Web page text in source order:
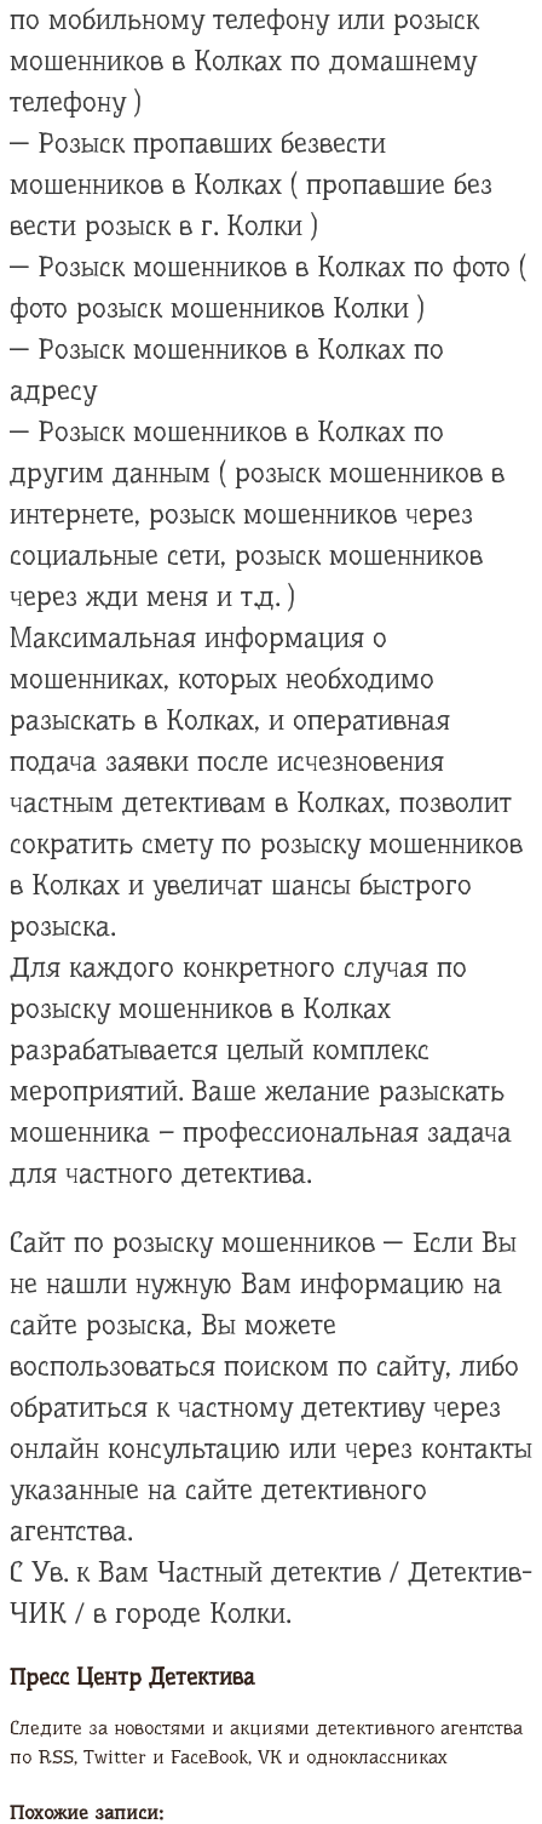
по мобильному телефону или розыск
мошенников в Колках по домашнему
телефону )
— Розыск пропавших безвести
мошенников в Колках ( пропавшие без
вести розыск в г. Колки )
— Розыск мошенников в Колках по фото (
фото розыск мошенников Колки )
— Розыск мошенников в Колках по
адресу
— Розыск мошенников в Колках по
другим данным ( розыск мошенников в
интернете, розыск мошенников через
социальные сети, розыск мошенников
через жди меня и т.д. )
Максимальная информация о
мошенниках, которых необходимо
разыскать в Колках, и оперативная
подача заявки после исчезновения
частным детективам в Колках, позволит
сократить смету по розыску мошенников
в Колках и увеличат шансы быстрого
розыска.
Для каждого конкретного случая по
розыску мошенников в Колках
разрабатывается целый комплекс
мероприятий. Ваше желание разыскать
мошенника – профессиональная задача
для частного детектива.
Сайт по розыску мошенников — Если Вы
не нашли нужную Вам информацию на
сайте розыска, Вы можете
воспользоваться поиском по сайту, либо
обратиться к частному детективу через
онлайн консультацию или через контакты
указанные на сайте детективного
агентства.
С Ув. к Вам Частный детектив / Детектив-
ЧИК / в городе Колки.
Пресс Центр Детектива
Следите за новостями и акциями детективного агентства
по RSS, Twitter и FaсeBook, VK и одноклассниках
Похожие записи: